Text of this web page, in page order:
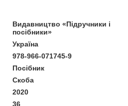
Видавництво «Підручники і
посібники»
Україна
978-966-071745-9
Посібник
Скоба
2020
36